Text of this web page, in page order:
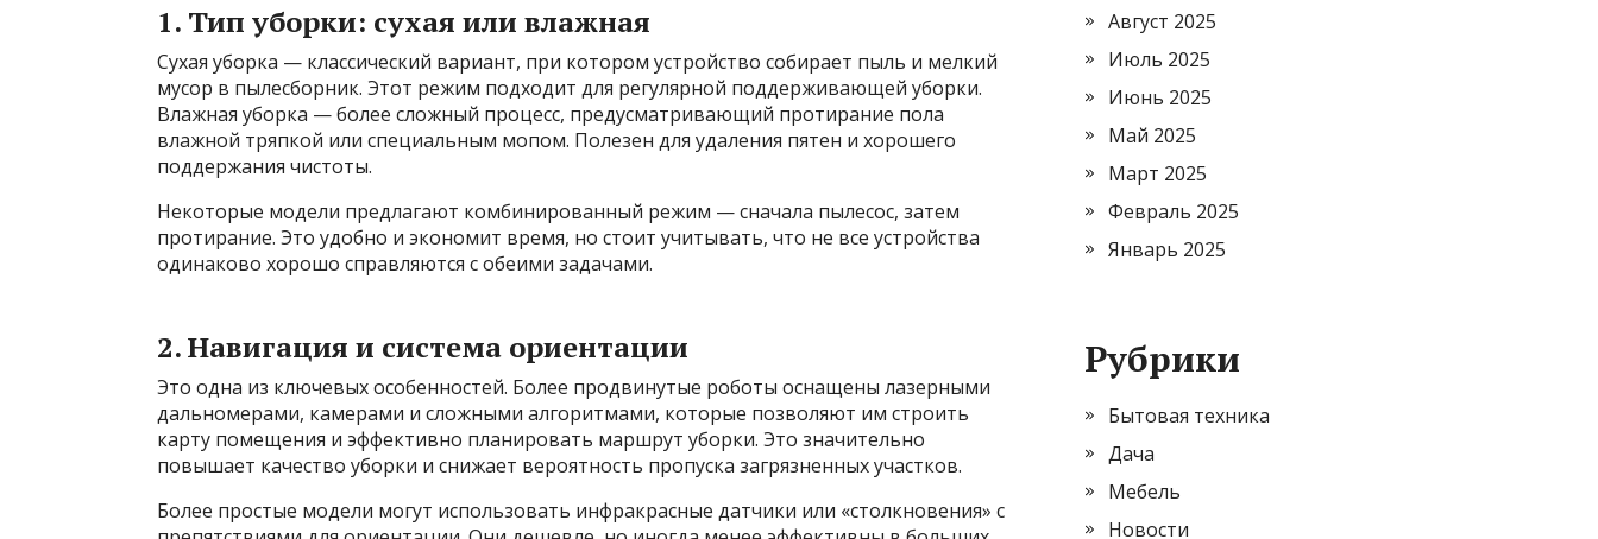
1. Тип уборки: сухая или влажная
Сухая уборка — классический вариант, при котором устройство собирает пыль и мелкий
мусор в пылесборник. Этот режим подходит для регулярной поддерживающей уборки.
Влажная уборка — более сложный процесс, предусматривающий протирание пола
влажной тряпкой или специальным мопом. Полезен для удаления пятен и хорошего
поддержания чистоты.
Некоторые модели предлагают комбинированный режим — сначала пылесос, затем
протирание. Это удобно и экономит время, но стоит учитывать, что не все устройства
одинаково хорошо справляются с обеими задачами.
2. Навигация и система ориентации
Это одна из ключевых особенностей. Более продвинутые роботы оснащены лазерными
дальномерами, камерами и сложными алгоритмами, которые позволяют им строить
карту помещения и эффективно планировать маршрут уборки. Это значительно
повышает качество уборки и снижает вероятность пропуска загрязненных участков.
Более простые модели могут использовать инфракрасные датчики или «столкновения» с
Август 2025
Июль 2025
Июнь 2025
Май 2025
Март 2025
Февраль 2025
Январь 2025
Рубрики
Бытовая техника
Дача
Мебель
Новости